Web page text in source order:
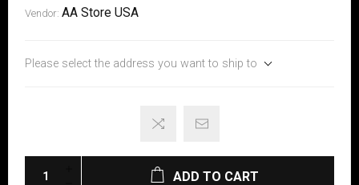
Vendor: AA Store USA
Please select the address you want to ship to
ADD TO CART